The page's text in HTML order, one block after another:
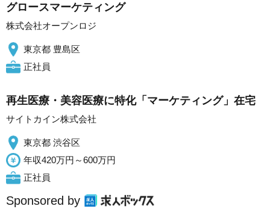
グロースマーケティング
株式会社オープンロジ
東京都 豊島区
正社員
再生医療・美容医療に特化「マーケティング」在宅
サイトカイン株式会社
東京都 渋谷区
年収420万円～600万円
正社員
Sponsored by